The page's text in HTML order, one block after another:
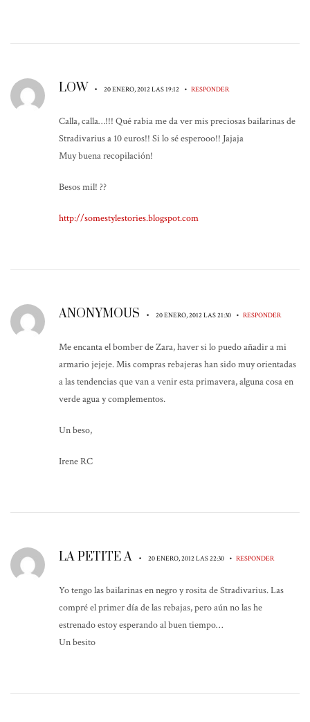
LOW • 20 ENERO, 2012 LAS 19:12 • RESPONDER
Calla, calla…!!! Qué rabia me da ver mis preciosas bailarinas de
Stradivarius a 10 euros!! Si lo sé esperooo!! Jajaja
Muy buena recopilación!
Besos mil! ??
http://somestylestories.blogspot.com
ANONYMOUS • 20 ENERO, 2012 LAS 21:30 • RESPONDER
Me encanta el bomber de Zara, haver si lo puedo añadir a mi
armario jejeje. Mis compras rebajeras han sido muy orientadas
a las tendencias que van a venir esta primavera, alguna cosa en
verde agua y complementos.
Un beso,
Irene RC
LA PETITE A • 20 ENERO, 2012 LAS 22:30 • RESPONDER
Yo tengo las bailarinas en negro y rosita de Stradivarius. Las
compré el primer día de las rebajas, pero aún no las he
estrenado estoy esperando al buen tiempo…
Un besito